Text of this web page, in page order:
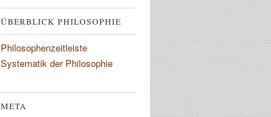
ÜBERBLICK PHILOSOPHIE
Philosophenzeitleiste
Systematik der Philosophie
META